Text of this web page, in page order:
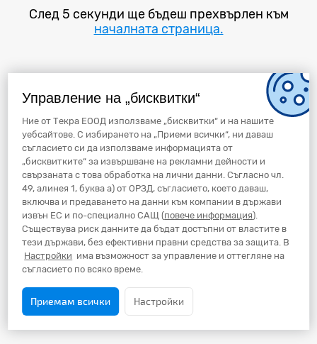
Управление на „бисквитки“
Ние от Текра ЕООД използваме „бисквитки“ и на нашите
уебсайтове. С избирането на „Приеми всички“, ни даваш
съгласието си да използваме информацията от
„бисквитките“ за извършване на рекламни дейности и
свързаната с това обработка на лични данни. Съгласно чл.
49, алинея 1, буква а) от ОРЗД, съгласието, което даваш,
включва и предаването на данни към компании в държави
извън ЕС и по-специално САЩ (повече информация).
Съществува риск данните да бъдат достъпни от властите в
тези държави, без ефективни правни средства за защита. В
Настройки има възможност за управление и оттегляне на
съгласието по всяко време.
Приемам всички Настройки
След 5 секунди ще бъдеш прехвърлен към
началната страница.